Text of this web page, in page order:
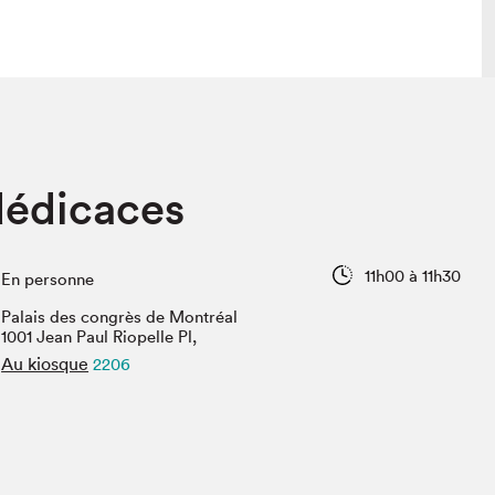
Vidéos et balados
En personne
11h00 à 11h30
Palais des congrès de Montréal
1001 Jean Paul Riopelle Pl,
Au kiosque 2206